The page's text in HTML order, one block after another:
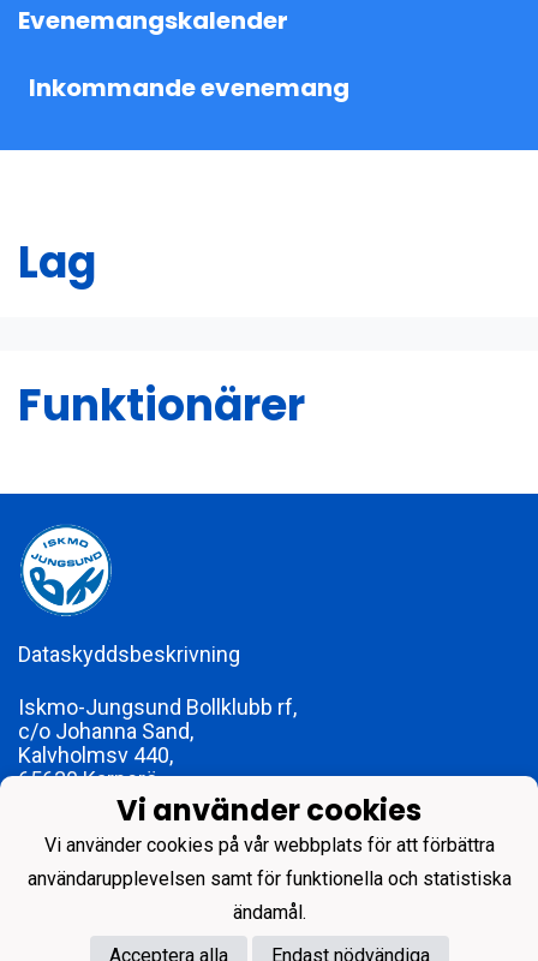
Evenemangskalender
Inkommande evenemang
Lag
Funktionärer
Dataskyddsbeskrivning
Iskmo-Jungsund Bollklubb rf,
c/o Johanna Sand,
Kalvholmsv 440,
65630 Karperö
foreningen@ijbk.fi
FO-nummer 1773979-2
Vi använder cookies
Vi använder cookies på vår webbplats för att förbättra
användarupplevelsen samt för funktionella och statistiska
ändamål.
Acceptera alla
Endast nödvändiga